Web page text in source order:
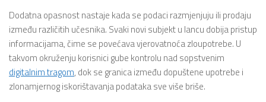
Dodatna opasnost nastaje kada se podaci razmjenjuju ili prodaju
između različitih učesnika. Svaki novi subjekt u lancu dobija pristup
informacijama, čime se povećava vjerovatnoća zloupotrebe. U
takvom okruženju korisnici gube kontrolu nad sopstvenim
digitalnim tragom, dok se granica između dopuštene upotrebe i
zlonamjernog iskorištavanja podataka sve više briše.